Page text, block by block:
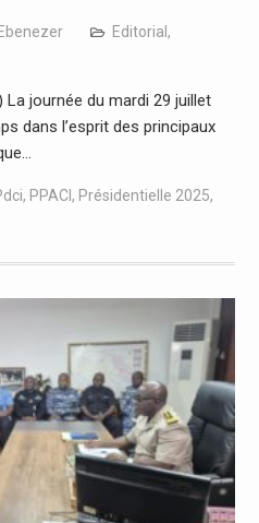
Editorial ,
journée du mardi 29 juillet
dans l’esprit des principaux
, PPACI , Présidentielle 2025,